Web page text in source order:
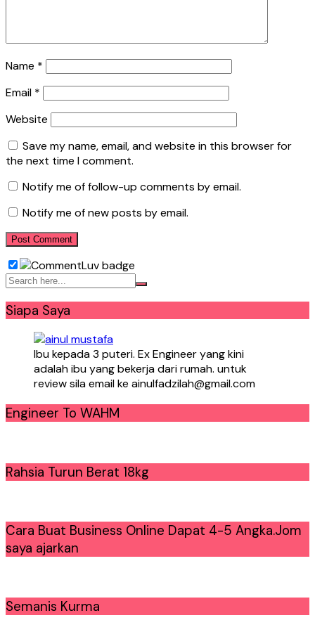
Name *
Email *
Website
Save my name, email, and website in this browser for
the next time I comment.
Notify me of follow-up comments by email.
Notify me of new posts by email.
Siapa Saya
Ibu kepada 3 puteri. Ex Engineer yang kini
adalah ibu yang bekerja dari rumah. untuk
review sila email ke ainulfadzilah@gmail.com
Engineer To WAHM
Rahsia Turun Berat 18kg
Cara Buat Business Online Dapat 4-5 Angka.Jom
saya ajarkan
Semanis Kurma